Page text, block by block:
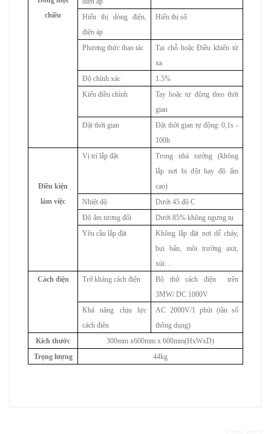
chiều
Hiển thị dòng điện,
điện áp
Hiển thị số
Phương thức thao tác
Tại chỗ hoặc Điều khiển từ
xa
Độ chính xác
1.5%
Kiểu điều chỉnh
Tay hoặc tự động theo thời
gian
Đặt thời gian
Đặt thời gian tự động: 0,1s -
100h
Điều kiện
làm việc
Vị trí lắp đặt
Trong nhà xưởng (không
lắp nơi bị dột hay độ ẩm
cao)
Nhiệt độ
Dưới 45 độ C
Độ ẩm tương đối
Dưới 85% không ngưng tụ
Yêu cầu lắp đặt
Không lắp đặt nơi dễ cháy,
bụi bẩn, môi trường axit,
xút…
Cách điện
Trở kháng cách điện
Bộ thử cách điện trên
3MW/ DC 1000V
Khả năng chịu lực
cách điện
AC 2000V/1 phút (tần số
thông dụng)
Kích thước
300mm x600mm x 600mm(HxWxD)
Trọng lượng
44kg